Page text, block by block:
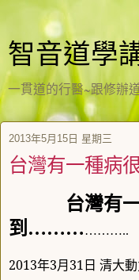
智音道學
一貫道的行醫~跟修辦
2013年5月15日 星期三
台灣有一種
台灣有
到………………..
2013年3月31日 清大